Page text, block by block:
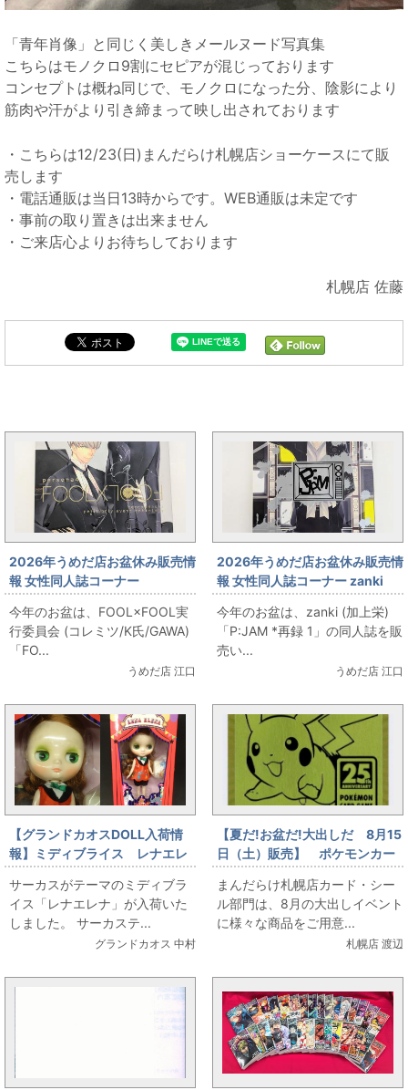
「青年肖像」と同じく美しきメールヌード写真集
こちらはモノクロ9割にセピアが混じっております
コンセプトは概ね同じで、モノクロになった分、陰影により
筋肉や汗がより引き締まって映し出されております
・こちらは12/23(日)まんだらけ札幌店ショーケースにて販
売します
・電話通販は当日13時からです。WEB通販は未定です
・事前の取り置きは出来ません
・ご来店心よりお待ちしております
札幌店 佐藤
2026年うめだ店お盆休み販売情
報 女性同人誌コーナー
FOOL×FOOL実行委員会 (コレ
ミツ/K氏/GAWA)
「FOOL×FOOL」をお出しま
す！
今年のお盆は、FOOL×FOOL実
行委員会 (コレミツ/K氏/GAWA)
「FO...
うめだ店 江口
2026年うめだ店お盆休み販売情
報 女性同人誌コーナー zanki
(加上栄) 「P:JAM *再録 1」を
お出します！
今年のお盆は、zanki (加上栄)
「P:JAM *再録 1」の同人誌を販
売い...
うめだ店 江口
【グランドカオスDOLL入荷情
報】ミディブライス レナエレ
ナ
サーカスがテーマのミディブラ
イス「レナエレナ」が入荷いた
しました。 サーカステ...
グランドカオス 中村
【夏だ!お盆だ!大出しだ 8月15
日（土）販売】 ポケモンカー
ド ゴールデンなピカチュウ登
場
まんだらけ札幌店カード・シー
ル部門は、8月の大出しイベント
に様々な商品をご用意...
札幌店 渡辺